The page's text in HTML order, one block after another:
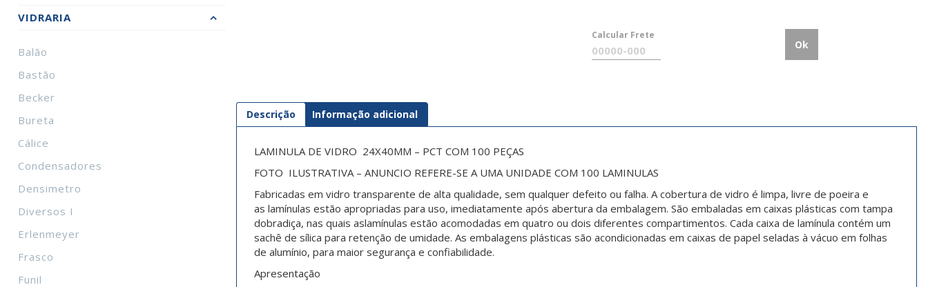
VIDRARIA
Balão
Bastão
Becker
Bureta
Cálice
Condensadores
Densimetro
Diversos I
Erlenmeyer
Frasco
Funil
Calcular Frete
Ok
Descrição Informação adicional
LAMINULA DE VIDRO 24X40MM – PCT COM 100 PEÇAS
FOTO ILUSTRATIVA – ANUNCIO REFERE-SE A UMA UNIDADE COM 100 LAMINULAS
Fabricadas em vidro transparente de alta qualidade, sem qualquer defeito ou falha. A cobertura de vidro é limpa, livre de poeira e
as lamínulas estão apropriadas para uso, imediatamente após abertura da embalagem. São embaladas em caixas plásticas com tampa
dobradiça, nas quais aslamínulas estão acomodadas em quatro ou dois diferentes compartimentos. Cada caixa de lamínula contém um
sachê de sílica para retenção de umidade. As embalagens plásticas são acondicionadas em caixas de papel seladas à vácuo em folhas
de alumínio, para maior segurança e confiabilidade.
Apresentação